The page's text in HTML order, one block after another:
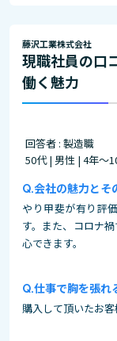
藤沢工業株式会社
現職社員の口
働く魅力
回答者 : 製造職
50代 | 男性 | 4年～
会社の魅力とそ
やり甲斐が有り評
す。また、コロナ
心できます。
仕事で胸を張れ
購入して頂いたお客